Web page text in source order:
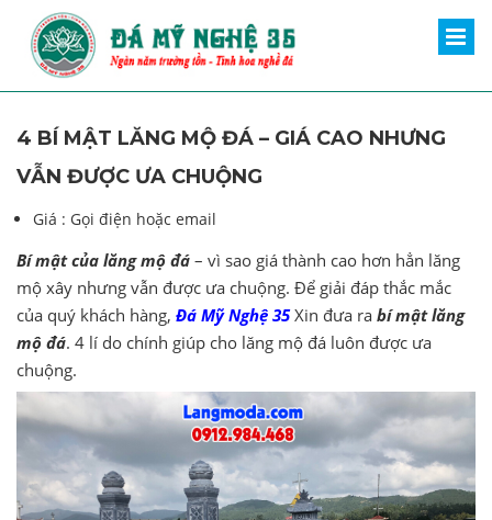
4 BÍ MẬT LĂNG MỘ ĐÁ – GIÁ CAO NHƯNG
VẪN ĐƯỢC ƯA CHUỘNG
Giá : Gọi điện hoặc email
Bí mật của lăng mộ đá – vì sao giá thành cao hơn hẳn lăng
mộ xây nhưng vẫn được ưa chuộng. Để giải đáp thắc mắc
của quý khách hàng, Đá Mỹ Nghệ 35Xin đưa ra bí mật lăng
mộ đá. 4 lí do chính giúp cho lăng mộ đá luôn được ưa
chuộng.